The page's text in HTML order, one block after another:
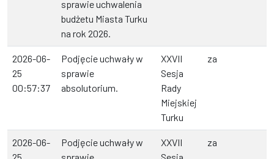
sprawie uchwalenia
budżetu Miasta Turku
na rok 2026.
2026-06-
25
00:57:37
Podjęcie uchwały w
sprawie
absolutorium.
XXVII
Sesja
Rady
Miejskiej
Turku
za
2026-06-
Podjęcie uchwały w
XXVII
za